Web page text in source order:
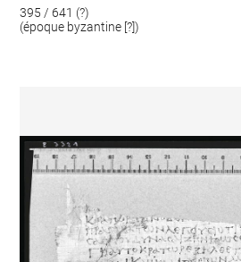
395 / 641 (?)
(époque byzantine [?])